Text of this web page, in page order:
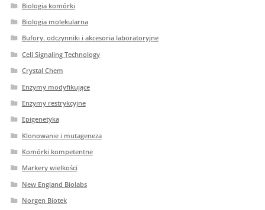
Biologia komórki
Biologia molekularna
Bufory. odczynniki i akcesoria laboratoryjne
Cell Signaling Technology
Crystal Chem
Enzymy modyfikujące
Enzymy restrykcyjne
Epigenetyka
Klonowanie i mutageneza
Komórki kompetentne
Markery wielkości
New England Biolabs
Norgen Biotek